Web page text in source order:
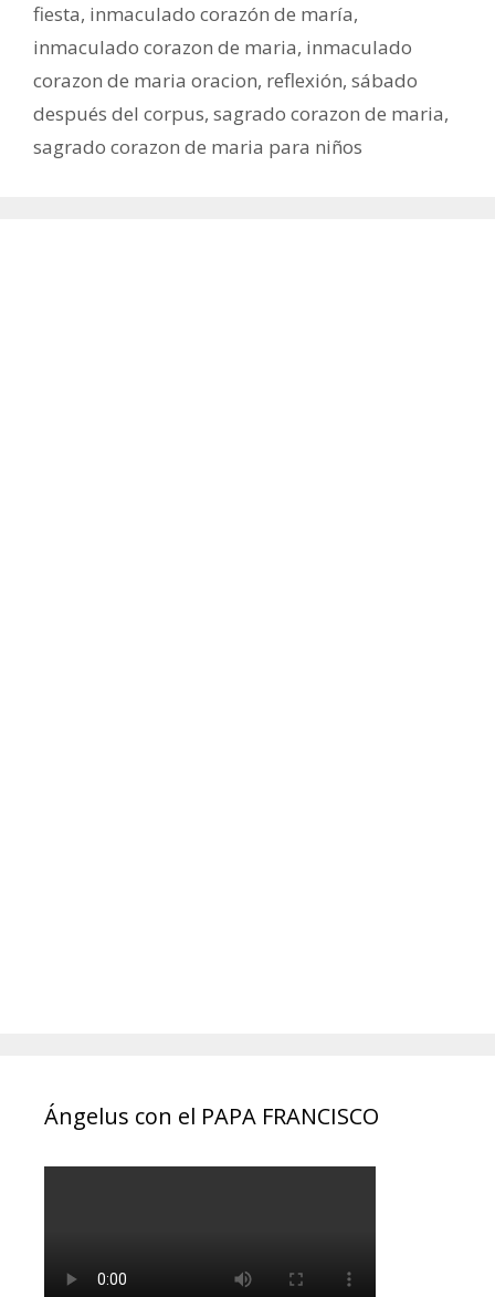
fiesta, inmaculado corazón de maría,
inmaculado corazon de maria, inmaculado
corazon de maria oracion, reflexión, sábado
después del corpus, sagrado corazon de maria,
sagrado corazon de maria para niños
Ángelus con el PAPA FRANCISCO